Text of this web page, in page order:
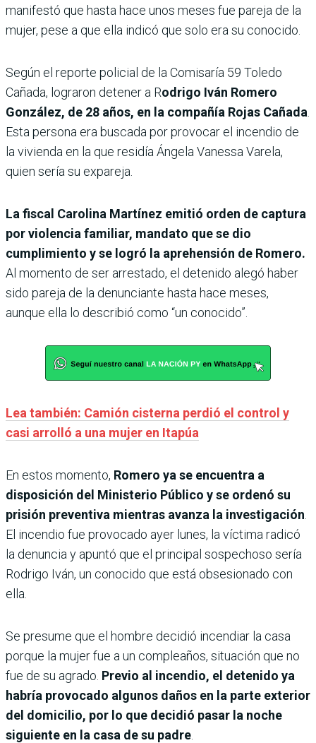
manifestó que hasta hace unos meses fue pareja de la
mujer, pese a que ella indicó que solo era su conocido.
Según el reporte policial de la Comisaría 59 Toledo
Cañada, lograron detener a Rodrigo Iván Romero
González, de 28 años, en la compañía Rojas Cañada
Esta persona era buscada por provocar el incendio de
la vivienda en la que residía Ángela Vanessa Varela,
quien sería su expareja.
La fiscal Carolina Martínez emitió orden de captura
por violencia familiar, mandato que se dio
cumplimiento y se logró la aprehensión de Romero.
Al momento de ser arrestado, el detenido alegó haber
sido pareja de la denunciante hasta hace meses,
aunque ella lo describió como “un conocido”.
Lea también: Camión cisterna perdió el control y
casi arrolló a una mujer en Itapúa
En estos momento, Romero ya se encuentra a
disposición del Ministerio Público y se ordenó su
prisión preventiva mientras avanza la investigación
El incendio fue provocado ayer lunes, la víctima radicó
la denuncia y apuntó que el principal sospechoso sería
Rodrigo Iván, un conocido que está obsesionado con
ella.
Se presume que el hombre decidió incendiar la casa
porque la mujer fue a un compleaños, situación que no
fue de su agrado. Previo al incendio, el detenido ya
habría provocado algunos daños en la parte exterior
del domicilio, por lo que decidió pasar la noche
siguiente en la casa de su padre